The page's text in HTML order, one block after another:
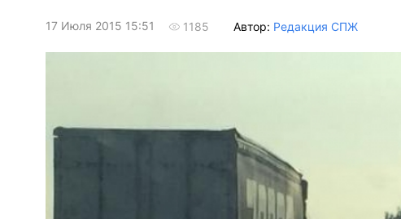
17 Июля 2015 15:51 1185 Автор: Редакция СПЖ